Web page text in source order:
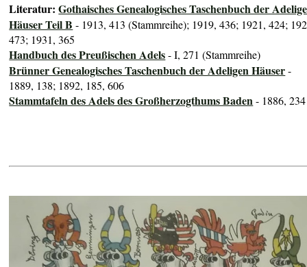
Literatur:Gothaisches Genealogisches Taschenbuch der
Häuser Teil B - 1913, 413 (Stammreihe); 1919, 436; 1921, 424;
473; 1931, 365
Handbuch des Preußischen Adels- I, 271 (Stammreihe)
Brünner Genealogisches Taschenbuch der Adeligen Häuser-
1889, 138; 1892, 185, 606
Stammtafeln des Adels des Großherzogthums Baden- 1886, 234